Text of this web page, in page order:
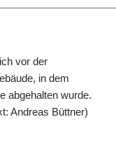
vor der
in dem
abgehalten wurde.
Andreas Büttner)